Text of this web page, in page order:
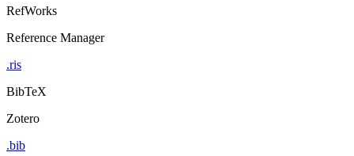
RefWorks
Reference Manager
.ris
BibTeX
Zotero
.bib